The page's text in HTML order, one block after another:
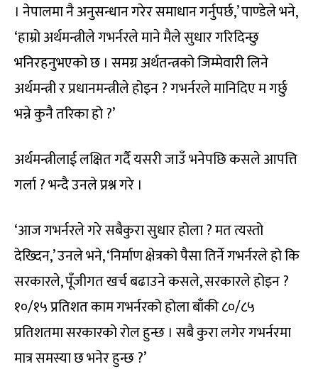
। नेपालमा नै अनुसन्धान गरेर समाधान गर्नुपर्छ,’ पाण्डेले भने,
‘हाम्रो अर्थमन्त्रीले गभर्नरले माने मैले सुधार गरिदिन्छु
भनिरहनुभएको छ । समग्र अर्थतन्त्रको जिम्मेवारी लिने
अर्थमन्त्री र प्रधानमन्त्रीले होइन ? गभर्नरले मानिदिए म गर्छु
भन्ने कुनै तरिका हो ?’
अर्थमन्त्रीलाई लक्षित गर्दै यसरी जाउँ भनेपछि कसले आपत्ति
गर्ला ? भन्दै उनले प्रश्न गरे ।
‘आज गभर्नरले गरे सबैकुरा सुधार होला ? मत त्यस्तो
देख्दिन,’ उनले भने, ‘निर्माण क्षेत्रको पैसा तिर्ने गभर्नरले हो कि
सरकारले, पूँजीगत खर्च बढाउने कसले, सरकारले होइन ?
१०/१५ प्रतिशत काम गभर्नरको होला बाँकी ८०/८५
प्रतिशतमा सरकारको रोल हुन्छ । सबै कुरा लगेर गभर्नरमा
मात्र समस्या छ भनेर हुन्छ ?’